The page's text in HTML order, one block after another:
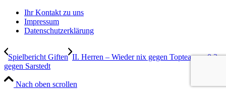
Ihr Kontakt zu uns
Impressum
Datenschutzerklärung
Spielbericht Giften II. Herren – Wieder nix gegen Topteam… 0:3
gegen Sarstedt
Nach oben scrollen